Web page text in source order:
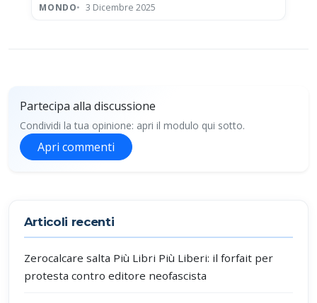
MONDO 3 Dicembre 2025
Partecipa alla discussione
Condividi la tua opinione: apri il modulo qui sotto.
Apri commenti
Articoli recenti
Zerocalcare salta Più Libri Più Liberi: il forfait per
protesta contro editore neofascista